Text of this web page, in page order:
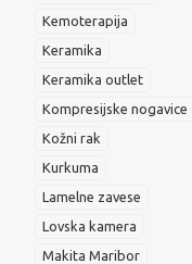
Kemoterapija
Keramika
Keramika outlet
Kompresijske nogavice
Kožni rak
Kurkuma
Lamelne zavese
Lovska kamera
Makita Maribor